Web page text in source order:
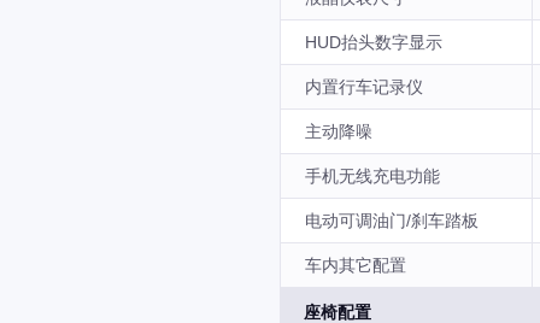
HUD抬头数字显示
内置行车记录仪
主动降噪
手机无线充电功能
电动可调油门/刹车踏板
车内其它配置
座椅配置